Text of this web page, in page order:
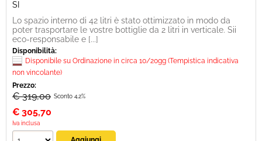
SI
Lo spazio interno di 42 litri è stato ottimizzato in modo da
poter trasportare le vostre bottiglie da 2 litri in verticale. Sii
eco-responsabile e [...]
Disponibilità:
Disponibile su Ordinazione in circa 10/20gg (Tempistica indicativa
non vincolante)
Prezzo:
€ 319,00 Sconto 4.2%
€ 305,70
Iva inclusa